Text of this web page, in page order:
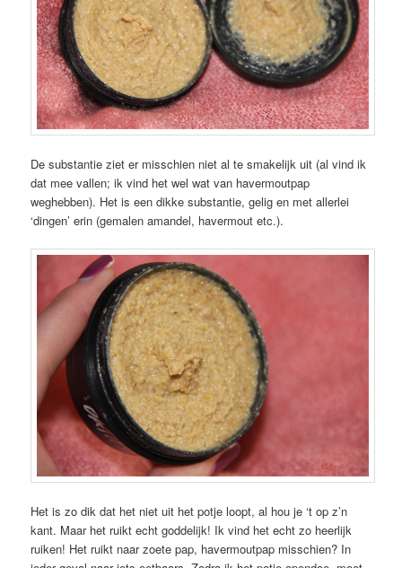
De substantie ziet er misschien niet al te smakelijk uit (al vind ik
dat mee vallen; ik vind het wel wat van havermoutpap
weghebben). Het is een dikke substantie, gelig en met allerlei
‘dingen’ erin (gemalen amandel, havermout etc.).
Het is zo dik dat het niet uit het potje loopt, al hou je ‘t op z’n
kant. Maar het ruikt echt goddelijk! Ik vind het echt zo heerlijk
ruiken! Het ruikt naar zoete pap, havermoutpap misschien? In